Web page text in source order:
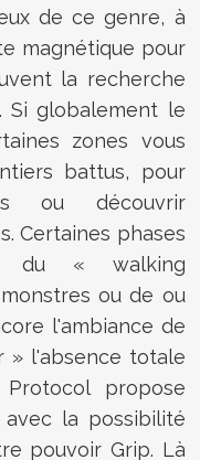
de ce genre, à
magnétique pour
la recherche
Si globalement le
zones vous
battus, pour
ou découvrir
Certaines phases
du « walking
ou de ou
l'ambiance de
» l'absence totale
propose
avec la possibilité
pouvoir Grip. Là